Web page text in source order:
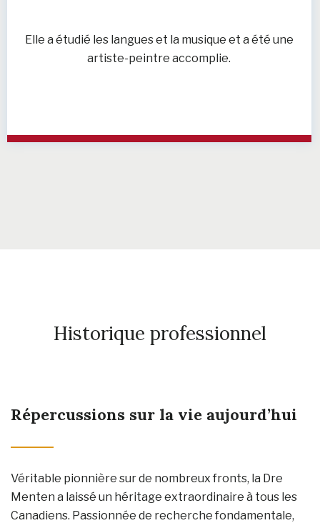
Elle a étudié les langues et la musique et a été une
artiste-peintre accomplie.
Historique professionnel
Répercussions sur la vie aujourd’hui
Véritable pionnière sur de nombreux fronts, la Dre
Menten a laissé un héritage extraordinaire à tous les
Canadiens. Passionnée de recherche fondamentale,